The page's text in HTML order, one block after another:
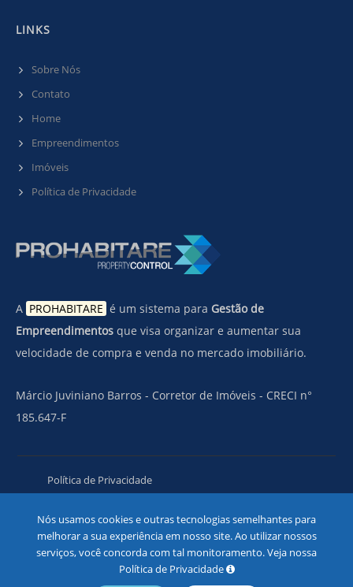
Nós usamos cookies e outras tecnologias semelhantes para
melhorar a sua experiência em nosso site. Ao utilizar nossos
serviços, você concorda com tal monitoramento. Veja nossa
Política de Privacidade
LINKS
Sobre Nós
Contato
Home
Empreendimentos
Imóveis
Política de Privacidade
A PROHABITARE é um sistema para Gestão de
Empreendimentos que visa organizar e aumentar sua
velocidade de compra e venda no mercado imobiliário.
Márcio Juviniano Barros - Corretor de Imóveis - CRECI n°
185.647-F
Política de Privacidade